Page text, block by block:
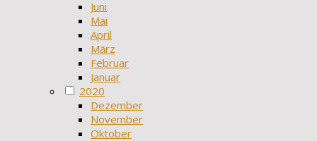
Juni
Mai
April
März
Februar
Januar
2020
Dezember
November
Oktober